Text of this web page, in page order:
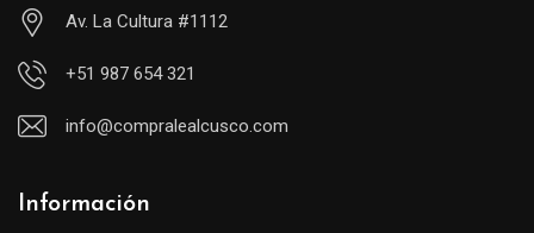
Av. La Cultura #1112
+51 987 654 321
info@compralealcusco.com
Información